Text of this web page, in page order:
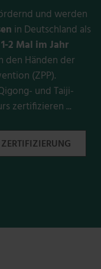
und werden
in Deutschland als
2 Mal im Jahr
den Händen der
(ZPP).
und Taiji-
zertifizieren ...